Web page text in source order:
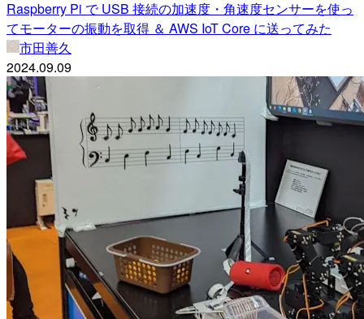
Raspberry Pi で USB 接続の加速度・角速度センサーを使っ
てモーターの振動を取得 ＆ AWS IoT Core に送ってみた
市田善久
2024.09.09